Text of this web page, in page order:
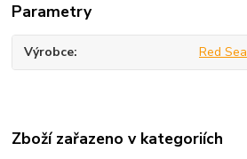
Parametry
Výrobce Red Sea
Zboží zařazeno v kategoriích